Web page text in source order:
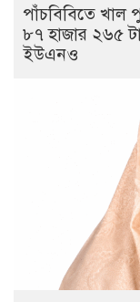
পাঁচবিবিতে খাল
৮৭ হাজার ২৬৫
ইউএনও